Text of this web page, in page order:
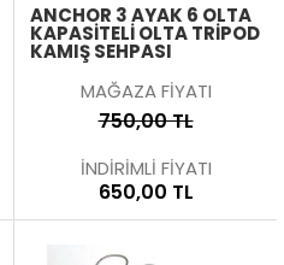
ANCHOR 3 AYAK 6 OLTA
KAPASITELI OLTA TRIPOD
KAMIŞ SEHPASI
MAĞAZA FİYATI
750,00 TL
İNDİRİMLİ FİYATI
650,00 TL